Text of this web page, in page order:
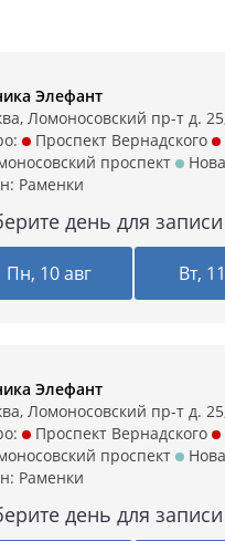
Элефант
Ломоносовский пр-т д.
Проспект Вернадского
проспект
Раменки
день для записи
Пн, 10 авг Вт,
Элефант
Ломоносовский пр-т д.
Проспект Вернадского
проспект
Раменки
день для записи